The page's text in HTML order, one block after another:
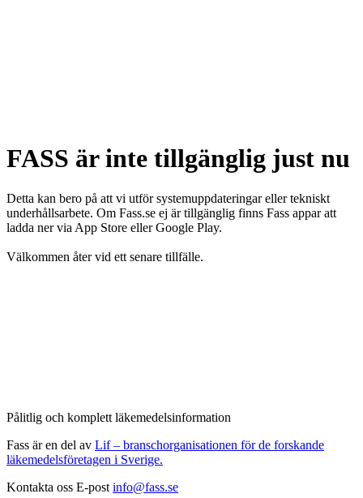
FASS är inte tillgänglig just nu
Detta kan bero på att vi utför systemuppdateringar eller tekniskt
underhållsarbete. Om Fass.se ej är tillgänglig finns Fass appar att
ladda ner via App Store eller Google Play.
Välkommen åter vid ett senare tillfälle.
Pålitlig och komplett läkemedelsinformation
Fass är en del av Lif – branschorganisationen för de forskande
läkemedelsföretagen i Sverige.
Kontakta oss E-post info@fass.se